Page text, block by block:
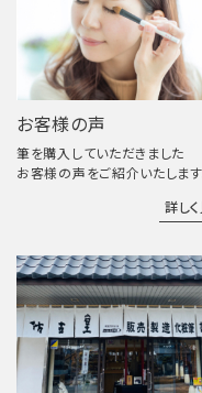
お客様の声
筆を購入していただきました
お客様の声をご紹介いたします
詳し